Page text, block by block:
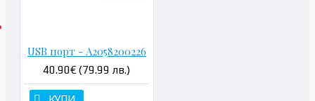
USB порт - A2058200226
40.90€ (79.99 лв.)